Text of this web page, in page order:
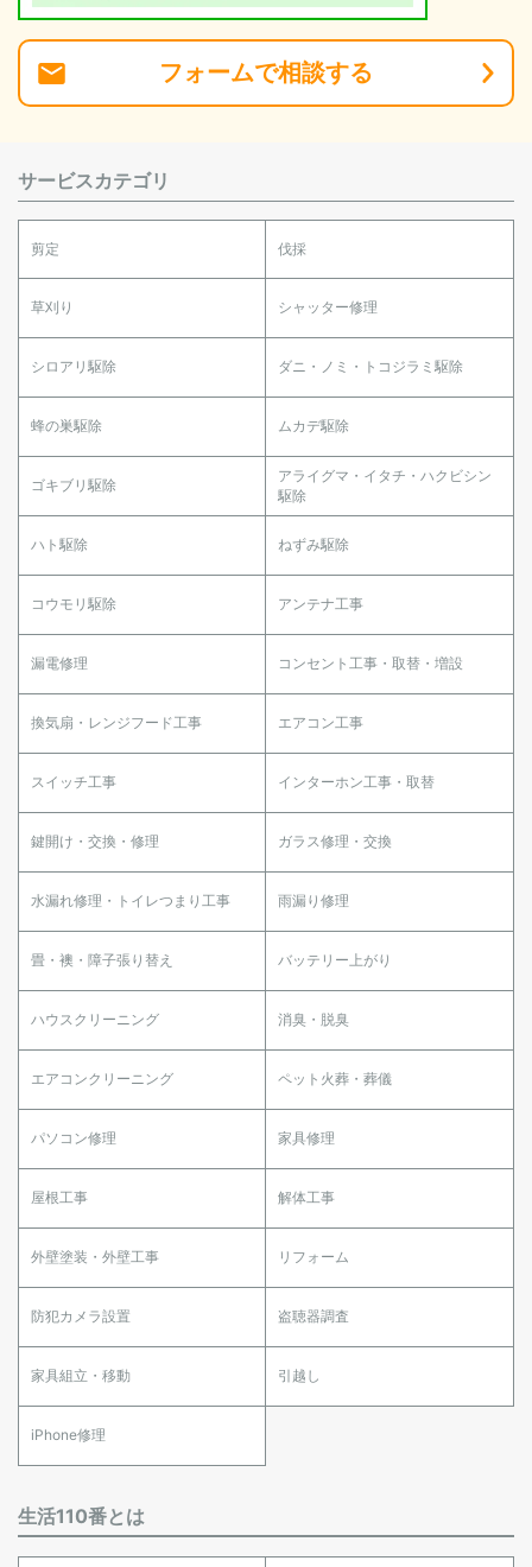
フォームで相談する
サービスカテゴリ
剪定 伐採
草刈り シャッター修理
シロアリ駆除 ダニ・ノミ・トコジラミ駆除
蜂の巣駆除 ムカデ駆除
ゴキブリ駆除
アライグマ・イタチ・ハクビシン
駆除
ハト駆除 ねずみ駆除
コウモリ駆除 アンテナ工事
漏電修理 コンセント工事・取替・増設
換気扇・レンジフード工事 エアコン工事
スイッチ工事 インターホン工事・取替
鍵開け・交換・修理 ガラス修理・交換
水漏れ修理・トイレつまり工事 雨漏り修理
畳・襖・障子張り替え バッテリー上がり
ハウスクリーニング 消臭・脱臭
エアコンクリーニング ペット火葬・葬儀
パソコン修理 家具修理
屋根工事 解体工事
外壁塗装・外壁工事 リフォーム
防犯カメラ設置 盗聴器調査
家具組立・移動 引越し
iPhone修理
生活110番とは